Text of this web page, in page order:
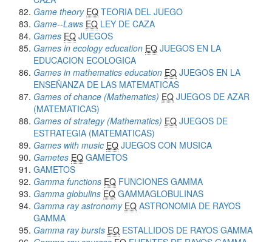
Game theory EQ TEORIA DEL JUEGO
Game--Laws EQ LEY DE CAZA
Games EQ JUEGOS
Games in ecology education EQ JUEGOS EN LA
EDUCACION ECOLOGICA
Games in mathematics education EQ JUEGOS EN LA
ENSEÑANZA DE LAS MATEMATICAS
Games of chance (Mathematics) EQ JUEGOS DE AZAR
(MATEMATICAS)
Games of strategy (Mathematics) EQ JUEGOS DE
ESTRATEGIA (MATEMATICAS)
Games with music EQ JUEGOS CON MUSICA
Gametes EQ GAMETOS
GAMETOS
Gamma functions EQ FUNCIONES GAMMA
Gamma globulins EQ GAMMAGLOBULINAS
Gamma ray astronomy EQ ASTRONOMIA DE RAYOS
GAMMA
Gamma ray bursts EQ ESTALLIDOS DE RAYOS GAMMA